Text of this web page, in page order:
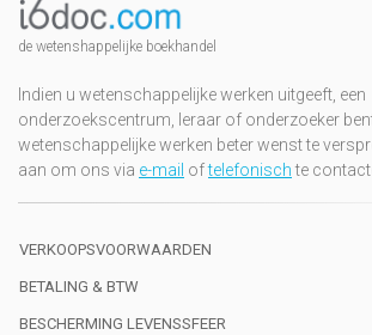
de wetenshappelijke boekhandel
Indien u wetenschappelijke werken uitgeeft, een
onderzoekscentrum, leraar of onderzoeker
wetenschappelijke werken beter wenst te
aan om ons via e-mail oftelefonischte
VERKOOPSVOORWAARDEN
BETALING & BTW
BESCHERMING LEVENSSFEER